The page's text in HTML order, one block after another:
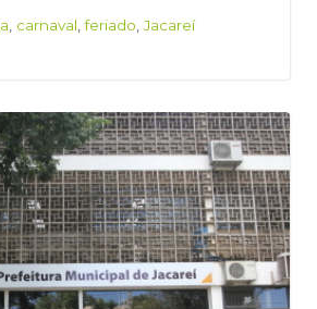
carnaval ,feriado ,Jacareí